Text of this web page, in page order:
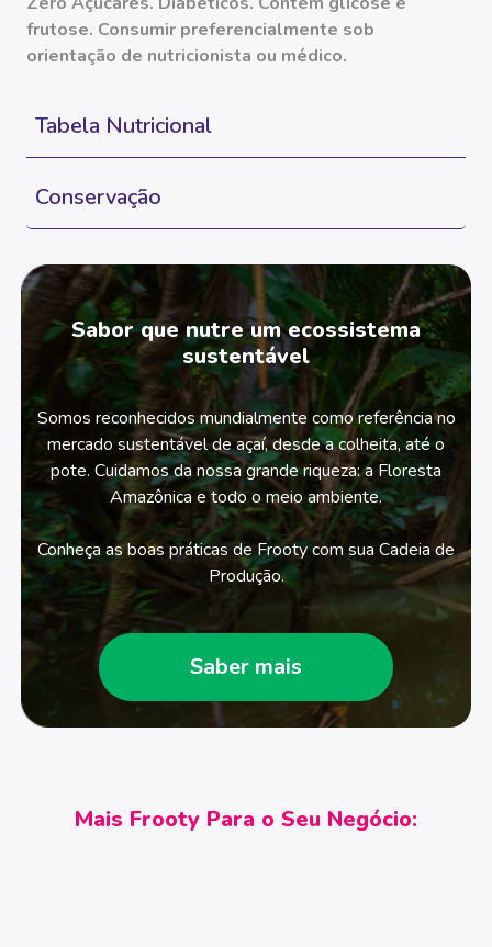
frutose. Consumir preferencialmente sob
orientação de nutricionista ou médico.
Tabela Nutricional
Conservação
Sabor que nutre um ecossistema
sustentável
Somos reconhecidos mundialmente como referência no
mercado sustentável de açaí, desde a colheita, até o
pote. Cuidamos da nossa grande riqueza: a Floresta
Amazônica e todo o meio ambiente.
Conheça as boas práticas de Frooty com sua Cadeia de
Produção.
Saber mais
Mais Frooty Para o Seu Negócio: